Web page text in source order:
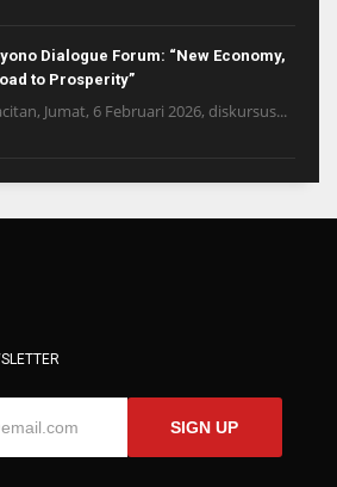
Dialogue Forum: “New Economy,
to Prosperity”
Jumat, 6 Februari 2026, diskursus...
SIGN UP